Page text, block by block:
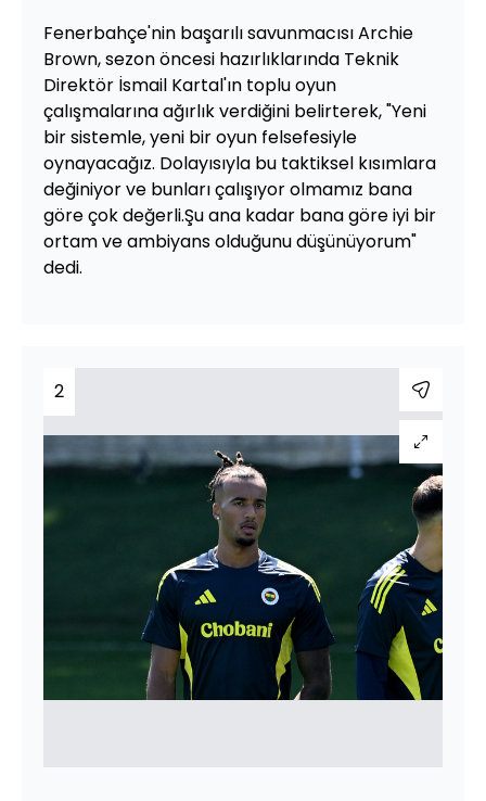
Fenerbahçe'nin başarılı savunmacısı Archie
Brown, sezon öncesi hazırlıklarında Teknik
Direktör İsmail Kartal'ın toplu oyun
çalışmalarına ağırlık verdiğini belirterek, "Yeni
bir sistemle, yeni bir oyun felsefesiyle
oynayacağız. Dolayısıyla bu taktiksel kısımlara
değiniyor ve bunları çalışıyor olmamız bana
göre çok değerli.Şu ana kadar bana göre iyi bir
ortam ve ambiyans olduğunu düşünüyorum"
dedi.
2